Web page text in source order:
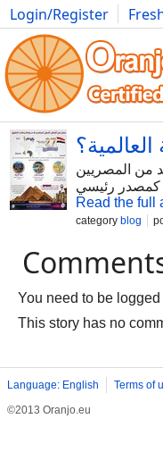
Login/Register
Photography Comics
من المصريين
كمصدر رئيسي
Read the full
category blog
You need to be
This story has no
Language: English Terms of
©2013 Oranjo.eu